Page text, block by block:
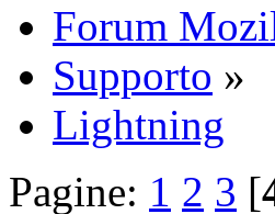
Forum
Supporto »
Lightning
Pagine: 1 2 3 [